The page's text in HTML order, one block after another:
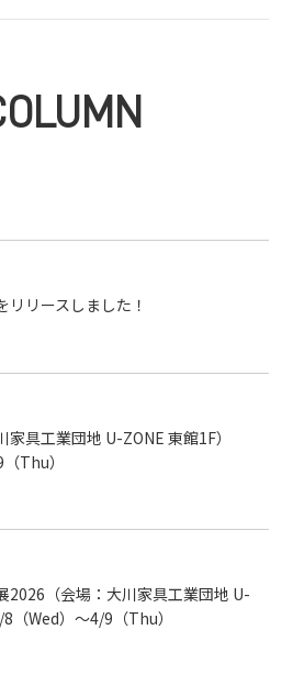
リースしました！
具工業団地 U-ZONE 東館1F）
Thu）
2026（会場：大川家具工業団地 U-
Wed）〜4/9（Thu）